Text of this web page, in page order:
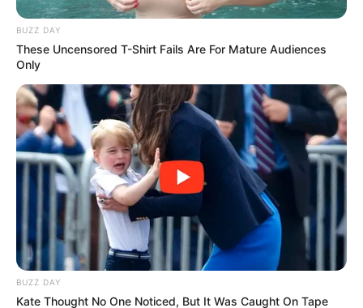
BUZZ DAY
These Uncensored T-Shirt Fails Are For Mature Audiences
Only
BUZZ DAY
Kate Thought No One Noticed, But It Was Caught On Tape